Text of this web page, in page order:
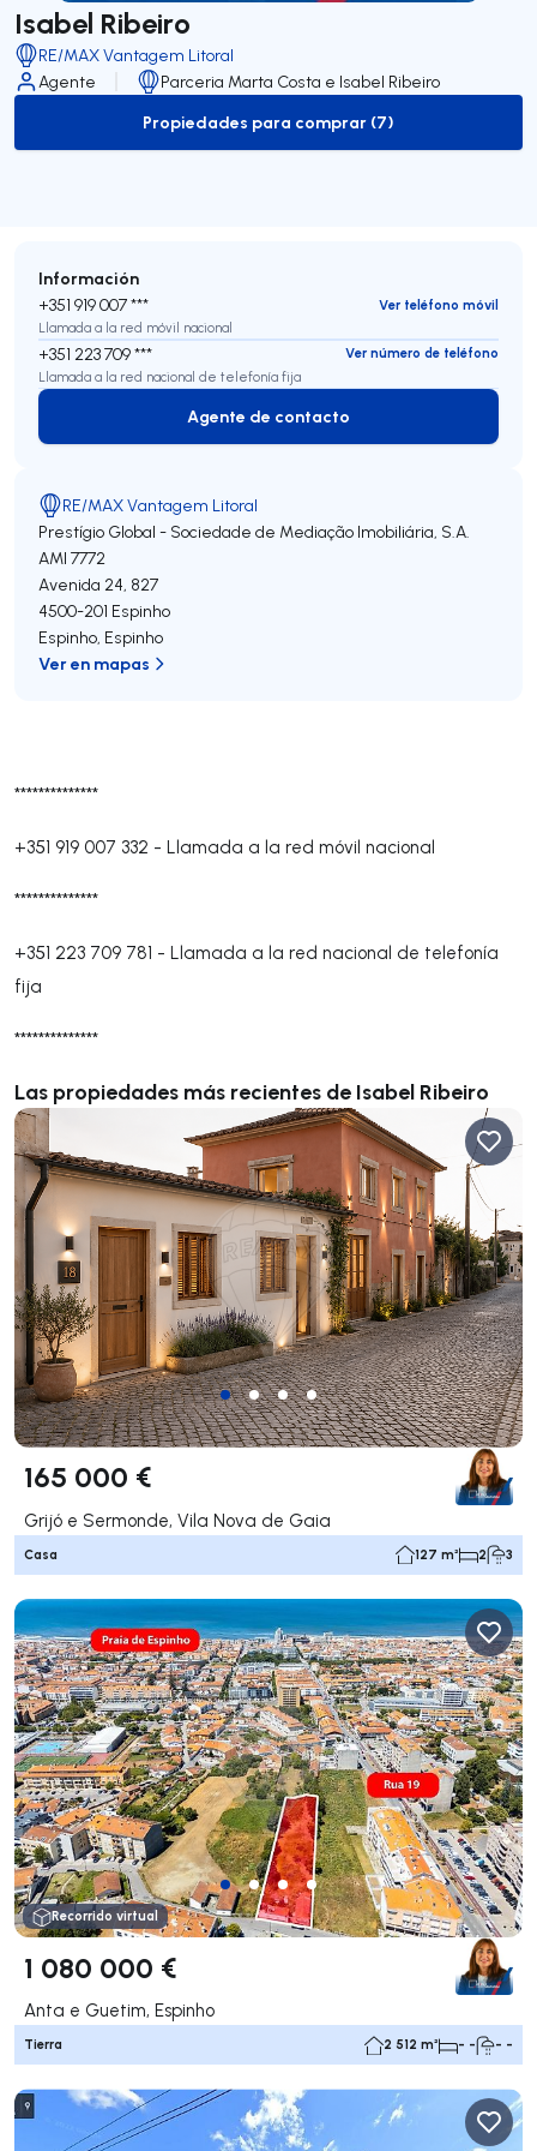
Isabel Ribeiro
RE/MAX Vantagem Litoral
Agente
Parceria Marta Costa e Isabel Ribeiro
to-buy-listing
Propiedades para comprar (7)
**************
+351 919 007 332 - Llamada a la red móvil nacional
**************
+351 223 709 781 - Llamada a la red nacional de telefonía
fija
**************
Las propiedades más recientes de Isabel Ribeiro
165 000 €
Grijó e Sermonde, Vila Nova de Gaia
Casa 127 m² 2 3
Recorrido virtual
1 080 000 €
Anta e Guetim, Espinho
Tierra 2 512 m² - - - -
Información
+351 919 007 ***
Ver teléfono móvil
Llamada a la red móvil nacional
+351 223 709 ***
Ver número de teléfono
Llamada a la red nacional de telefonía fija
Agente de contacto
Agente de contacto
RE/MAX Vantagem Litoral
Prestígio Global - Sociedade de Mediação Imobiliária, S.A.
AMI 7772
Avenida 24, 827
4500-201 Espinho
Espinho, Espinho
Ver en mapas